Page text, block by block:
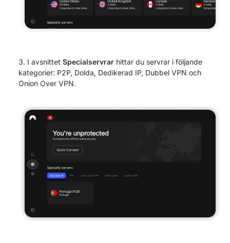
I avsnittet Specialservrar hittar du servrar i följande
kategorier: P2P, Dolda, Dedikerad IP, Dubbel VPN och
Onion Over VPN.